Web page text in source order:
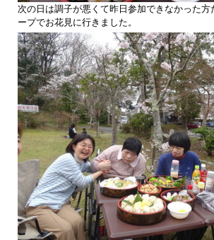
次の日は調子が悪くて昨日参加できなかった方
ープでお花見に行きました。